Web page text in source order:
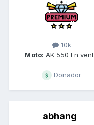
10k
Moto: AK 550 En
Donador
abhang